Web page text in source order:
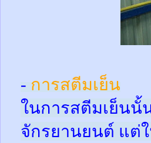
- การสตีมเย็น
ในการสตีมเย็นนั้
จักรยานยนต์ แต่